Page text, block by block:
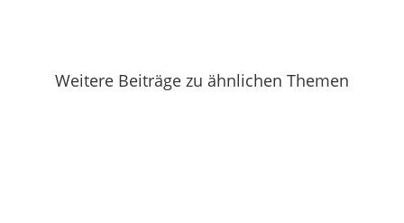
Weitere Beiträge zu ähnlichen Themen